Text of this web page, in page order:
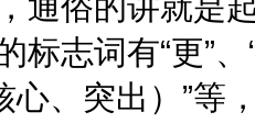
标志词有“更”、
心、突出）”等